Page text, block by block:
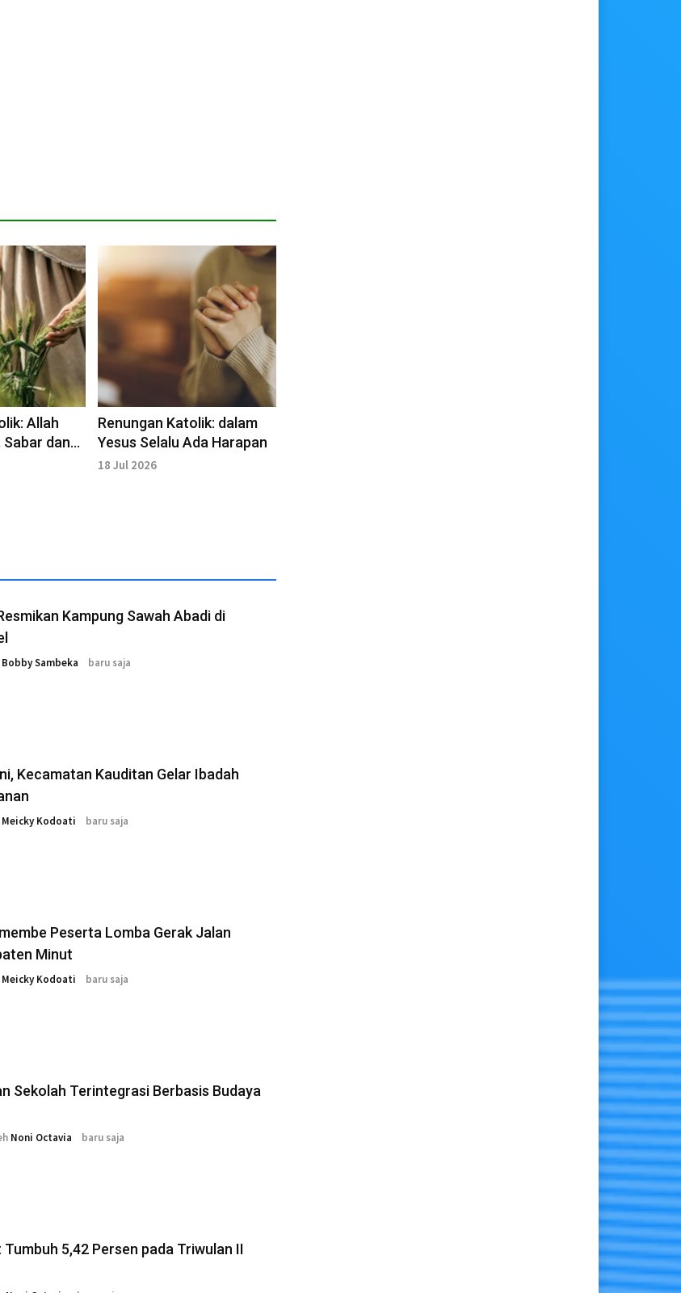
Allah
Sabar dan
juga
Renungan Katolik: dalam
Yesus Selalu Ada Harapan
18 Jul 2026
Kampung Sawah Abadi di
Bobby Sambeka baru saja
Kecamatan Kauditan Gelar Ibadah
Meicky Kodoati baru saja
Peserta Lomba Gerak Jalan
Minut
Meicky Kodoati baru saja
Sekolah Terintegrasi Berbasis Budaya
Noni Octavia baru saja
5,42 Persen pada Triwulan II